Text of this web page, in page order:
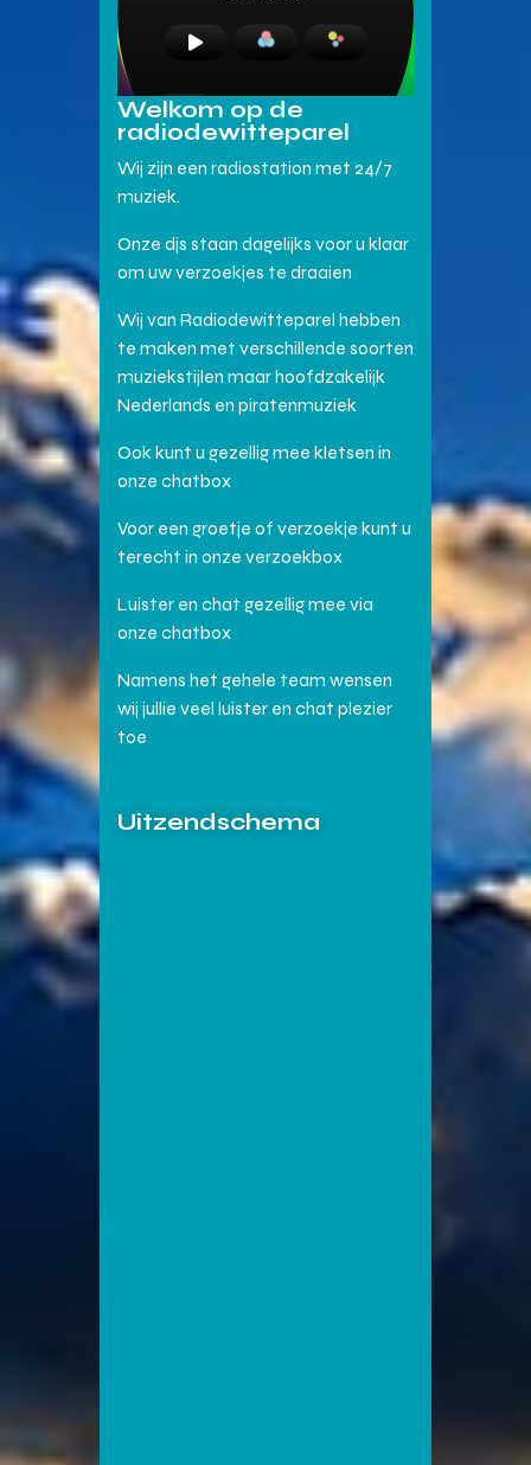
Welkom op de
radiodewitteparel
Wij zijn een radiostation met 24/7
muziek.
Onze djs staan dagelijks voor u klaar
om uw verzoekjes te draaien
Wij van Radiodewitteparel hebben
te maken met verschillende soorten
muziekstijlen maar hoofdzakelijk
Nederlands en piratenmuziek
Ook kunt u gezellig mee kletsen in
onze chatbox
Voor een groetje of verzoekje kunt u
terecht in onze verzoekbox
Luister en chat gezellig mee via
onze chatbox
Namens het gehele team wensen
wij jullie veel luister en chat plezier
toe
Uitzendschema